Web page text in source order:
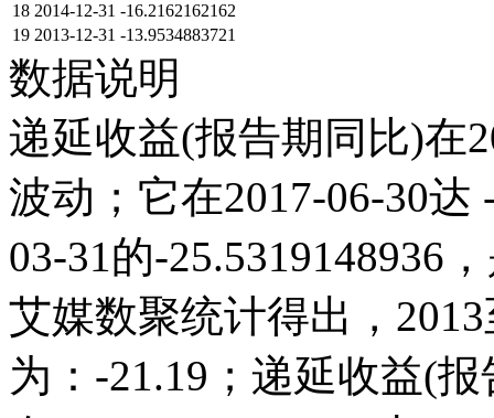
18 2014-12-31 -16.2162162162
19 2013-12-31 -13.9534883721
数据说明
递延收益(报告期同比)在
波动；它在2017-06-30达
03-31的-25.5319148936
艾媒数聚统计得出，
为：-21.19；递延收益(